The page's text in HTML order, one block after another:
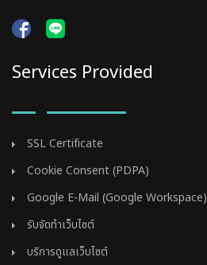
Services Provided
SSL Certificate
Cookie Consent (PDPA)
Google E-Mail (Google Workspace)
รับจัดทำเว็บไซต์
บริการดูแลเว็บไซต์